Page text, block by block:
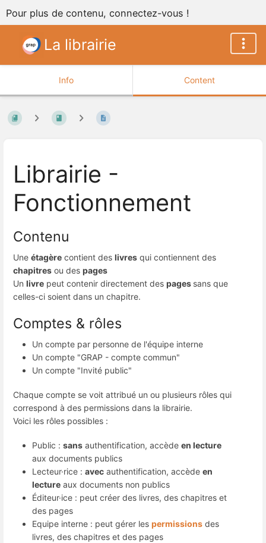
Pour plus de contenu, connectez-vous !
La librairie
Info Content
Librairie -
Fonctionnement
Contenu
Une étagère contient des livres qui contiennent des
chapitres ou des pages
Un livre peut contenir directement des pages sans que
celles-ci soient dans un chapitre.
Comptes & rôles
Un compte par personne de l'équipe interne
Un compte "GRAP - compte commun"
Un compte "Invité public"
Chaque compte se voit attribué un ou plusieurs rôles qui
correspond à des permissions dans la librairie.
Voici les rôles possibles :
Public : sans authentification, accède en lecture
aux documents publics
Lecteur·rice : avec authentification, accède en
lecture aux documents non publics
Éditeur·ice : peut créer des livres, des chapitres et
des pages
Equipe interne : peut gérer les permissions des
livres, des chapitres et des pages